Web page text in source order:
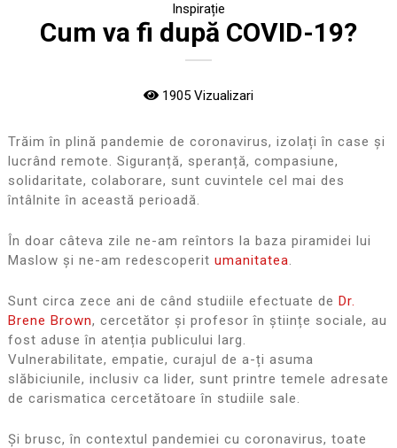
Inspirație
Cum va fi după COVID-19?
1905 Vizualizari
Trăim în plină pandemie de coronavirus, izolați în case și
lucrând remote. Siguranță, speranță, compasiune,
solidaritate, colaborare, sunt cuvintele cel mai des
întâlnite în această perioadă.
În doar câteva zile ne-am reîntors la baza piramidei lui
Maslow și ne-am redescoperit umanitatea.
Sunt circa zece ani de când studiile efectuate de Dr.
Brene Brown, cercetător și profesor în științe sociale, au
fost aduse în atenția publicului larg.
Vulnerabilitate, empatie, curajul de a-ți asuma
slăbiciunile, inclusiv ca lider, sunt printre temele adresate
de carismatica cercetătoare în studiile sale.
Și brusc, în contextul pandemiei cu coronavirus, toate